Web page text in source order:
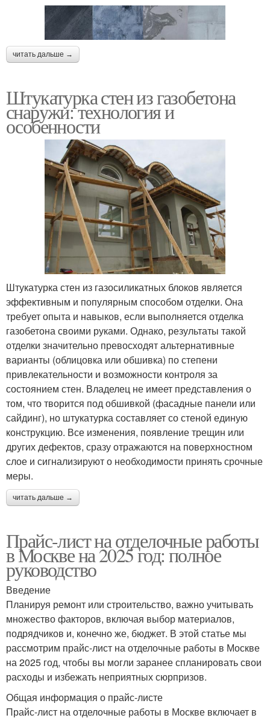
читать дальше →
Штукатурка стен из газобетона
снаружи: технология и
особенности
Штукатурка стен из газосиликатных блоков является
эффективным и популярным способом отделки. Она
требует опыта и навыков, если выполняется отделка
газобетона своими руками. Однако, результаты такой
отделки значительно превосходят альтернативные
варианты (облицовка или обшивка) по степени
привлекательности и возможности контроля за
состоянием стен. Владелец не имеет представления о
том, что творится под обшивкой (фасадные панели или
сайдинг), но штукатурка составляет со стеной единую
конструкцию. Все изменения, появление трещин или
других дефектов, сразу отражаются на поверхностном
слое и сигнализируют о необходимости принять срочные
меры.
читать дальше →
Прайс-лист на отделочные работы
в Москве на 2025 год: полное
руководство
Введение
Планируя ремонт или строительство, важно учитывать
множество факторов, включая выбор материалов,
подрядчиков и, конечно же, бюджет. В этой статье мы
рассмотрим прайс-лист на отделочные работы в Москве
на 2025 год, чтобы вы могли заранее спланировать свои
расходы и избежать неприятных сюрпризов.
Общая информация о прайс-листе
Прайс-лист на отделочные работы в Москве включает в